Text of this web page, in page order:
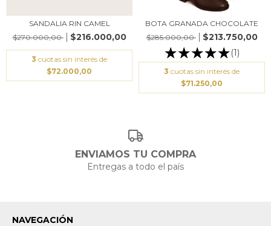
SANDALIA RIN CAMEL
$270.000,00
$216.000,00
3 cuotas sin interés de
$72.000,00
BOTA GRANADA CHOCOLATE
$285.000,00
$213.750,00
(1)
3 cuotas sin interés de
$71.250,00
ENVIAMOS TU COMPRA
Entregas a todo el país
NAVEGACIÓN